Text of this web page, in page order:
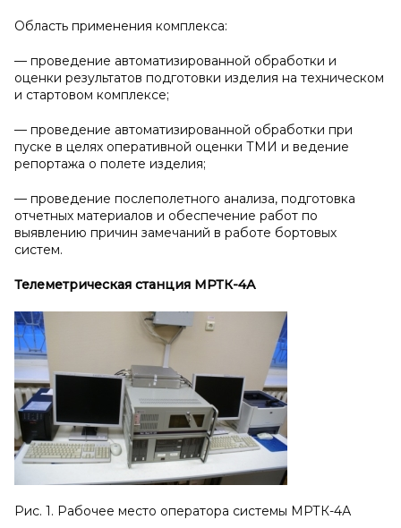
Область применения комплекса:
— проведение автоматизированной обработки и
оценки результатов подготовки изделия на техническом
и стартовом комплексе;
— проведение автоматизированной обработки при
пуске в целях оперативной оценки ТМИ и ведение
репортажа о полете изделия;
— проведение послеполетного анализа, подготовка
отчетных материалов и обеспечение работ по
выявлению причин замечаний в работе бортовых
систем.
Телеметрическая станция МРТК-4А
Рис. 1. Рабочее место оператора системы МРТК-4А